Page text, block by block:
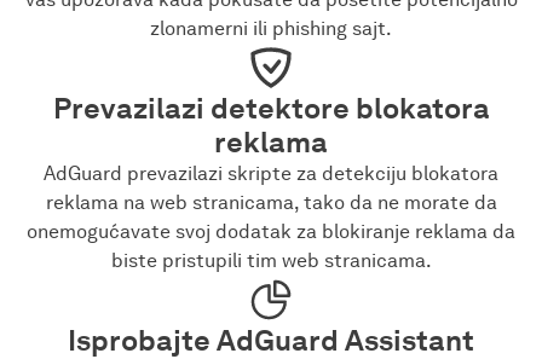
zlonamerni ili phishing sajt.
Prevazilazi detektore blokatora
reklama
AdGuard prevazilazi skripte za detekciju blokatora
reklama na web stranicama, tako da ne morate da
onemogućavate svoj dodatak za blokiranje reklama da
biste pristupili tim web stranicama.
Isprobajte AdGuard Assistant